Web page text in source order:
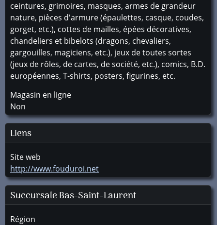
ceintures, grimoires, masques, armes de grandeur
nature, pièces d'armure (épaulettes, casque, coudes,
gorget, etc.), cottes de mailles, épées décoratives,
chandeliers et bibelots (dragons, chevaliers,
gargouilles, magiciens, etc.), jeux de toutes sortes
(jeux de rôles, de cartes, de société, etc.), comics, B.D.
européennes, T-shirts, posters, figurines, etc.
Magasin en ligne
Non
Liens
Site web
http://www.fouduroi.net
SuccursaleBas-Saint-Laurent
Région